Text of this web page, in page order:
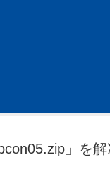
」を解